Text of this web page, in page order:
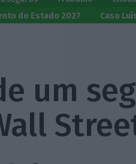
do Estado 2027
Caso
um